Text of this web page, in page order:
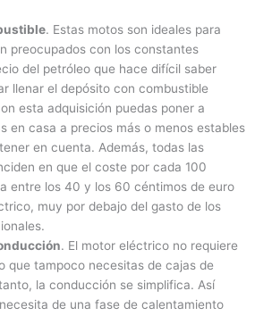
. Estas motos son ideales para
preocupados con los constantes
del petróleo que hace difícil saber
llenar el depósito con combustible
esta adquisición puedas poner a
en casa a precios más o menos estables
en cuenta. Además, todas las
en que el coste por cada 100
entre los 40 y los 60 céntimos de euro
muy por debajo del gasto de los
. El motor eléctrico no requiere
que tampoco necesitas de cajas de
la conducción se simplifica. Así
de una fase de calentamiento